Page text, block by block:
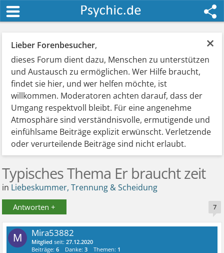
×
Lieber Forenbesucher,
dieses Forum dient dazu, Menschen zu unterstützen
und Austausch zu ermöglichen. Wer Hilfe braucht,
findet sie hier, und wer helfen möchte, ist
willkommen. Moderatoren achten darauf, dass der
Umgang respektvoll bleibt. Für eine angenehme
Atmosphäre sind verständnisvolle, ermutigende und
einfühlsame Beiträge explizit erwünscht. Verletzende
oder verurteilende Beiträge sind nicht erlaubt.
Typisches Thema Er braucht zeit
in Liebeskummer, Trennung & Scheidung
Antworten + 7
M Mira53882
Mitglied seit:27.12.2020
Beiträge:6 Danke:3 Themen: 1